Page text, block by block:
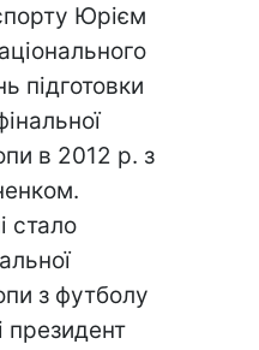
Юрієм
підготовки
в 2012 р. з
стало
з футболу
президент